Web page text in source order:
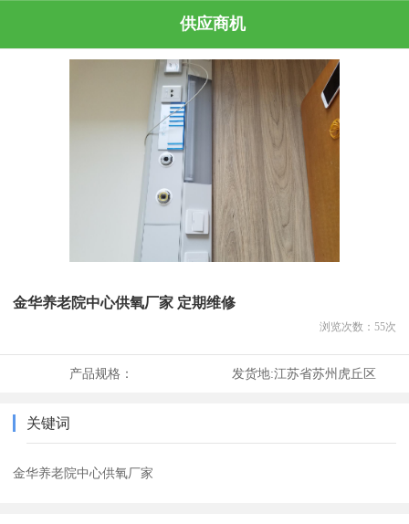
供应商机
金华养老院中心供氧厂家 定期维修
浏览次数： 55次
产品规格： 发货地:江苏省苏州虎丘区
关键词
金华养老院中心供氧厂家